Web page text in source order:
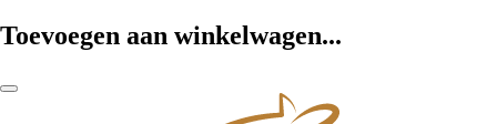
Toevoegen aan winkelwagen...